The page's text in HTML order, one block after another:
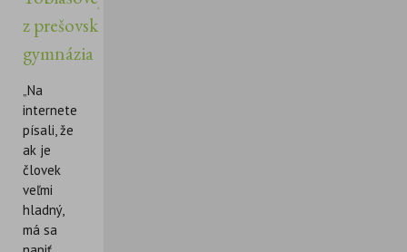
z prešovského
gymnázia
„Na
internete
písali, že
ak je
človek
veľmi
hladný,
má sa